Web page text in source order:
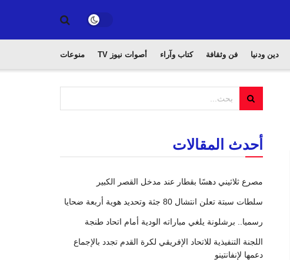
دين ودنيا فن وثقافة كتاب وآراء أصوات نيوز TV منوعات
أحدث المقالات
مصرع ثلاثيني دهسًا بقطار عند مدخل القصر الكبير
سلطات سبتة تعلن انتشال 80 جثة وتحديد هوية أربعة ضحايا
رسميا.. برشلونة يلغي مباراته الودية أمام اتحاد طنجة
اللجنة التنفيذية للاتحاد الإفريقي لكرة القدم تجدد بالإجماع
دعمها لإنفانتينو